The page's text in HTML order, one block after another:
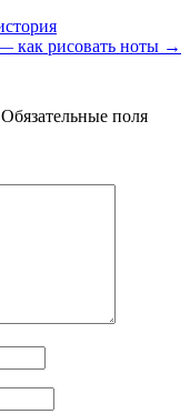
как рисовать ноты →
Обязательные поля